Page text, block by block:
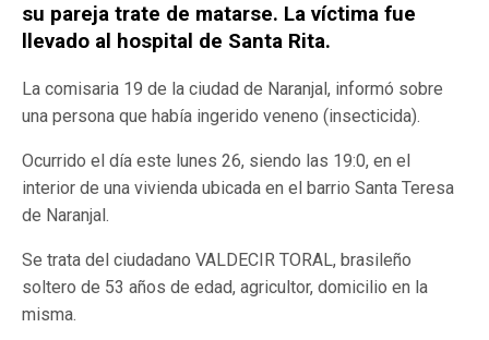
su pareja trate de matarse. La víctima fue
llevado al hospital de Santa Rita.
La comisaria 19 de la ciudad de Naranjal, informó sobre
una persona que había ingerido veneno (insecticida).
Ocurrido el día este lunes 26, siendo las 19:0, en el
interior de una vivienda ubicada en el barrio Santa Teresa
de Naranjal.
Se trata del ciudadano VALDECIR TORAL, brasileño
soltero de 53 años de edad, agricultor, domicilio en la
misma.